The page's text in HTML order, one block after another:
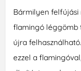
Bármilyen felfújási
flamingó léggömb
újra
ezzel a